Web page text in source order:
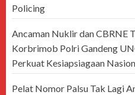
Policing
Ancaman Nuklir dan CBRNE
Korbrimob Polri Gandeng
Perkuat Kesiapsiagaan
Pelat Nomor Palsu Tak Lagi